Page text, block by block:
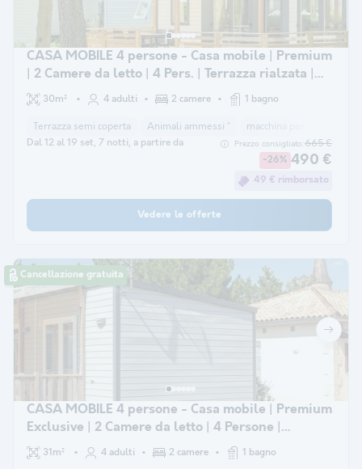
CASA MOBILE 4 persone - Casa mobile | Premium
| 2 Camere da letto | 4 Pers. | Terrazza rialzata |
Aria condizionata.
30m² 4 adulti 2 camere 1 bagno
Terrazza semi coperta Animali ammessi * macchina per il caffè
Dal 12 al 19 set, 7 notti, a partire da Prezzo consigliato:665 €
-26% 490 €
49 € rimborsato
Vedere le offerte
Cancellazione gratuita
CASA MOBILE 4 persone - Casa mobile | Premium
Exclusive | 2 Camere da letto | 4 Persone |
Terrazza Lounge | Aria condizionata | TV
31m² 4 adulti 2 camere 1 bagno